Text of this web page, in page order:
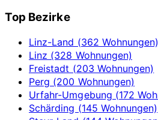
Top Bezirke
Linz-Land (362 Wohnungen)
Linz (328 Wohnungen)
Freistadt (203 Wohnungen)
Perg (200 Wohnungen)
Urfahr-Umgebung (172
Schärding (145 Wohnungen)